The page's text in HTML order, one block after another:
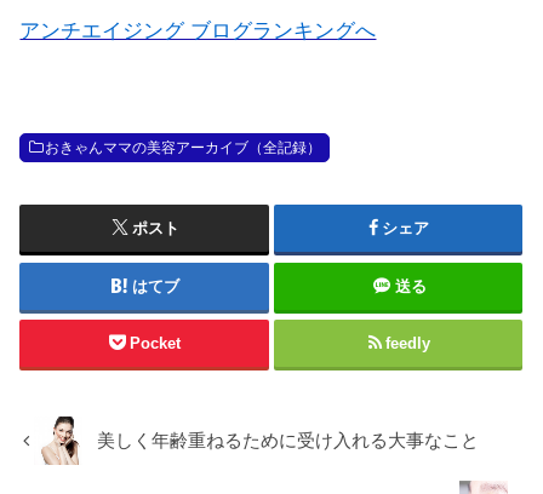
アンチエイジング ブログランキングへ
おきゃんママの美容アーカイブ（全記録）
ポスト シェア
はてブ 送る
Pocket feedly
美しく年齢重ねるために受け入れる大事なこと